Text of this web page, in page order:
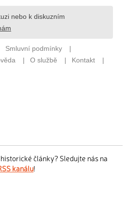
články? Sledujte nás na
kanálu!